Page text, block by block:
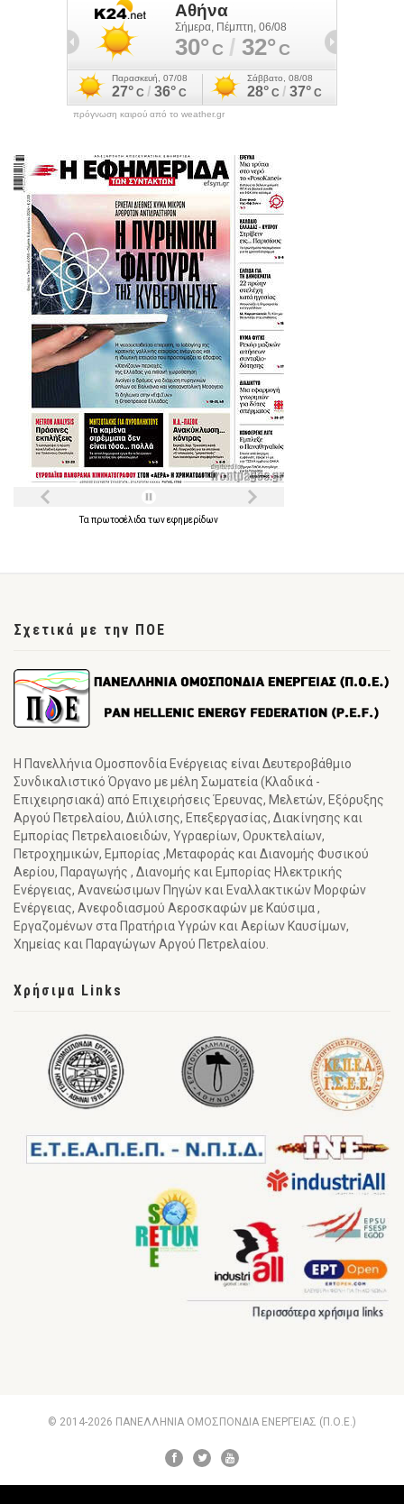
πρόγνωση καιρού από το weather.gr
Τα πρωτοσέλιδα τωνεφημερίδων
Σχετικά με την ΠΟΕ
Η Πανελλήνια Ομοσπονδία Ενέργειας είναι Δευτεροβάθμιο
Συνδικαλιστικό Όργανο με μέλη Σωματεία (Κλαδικά -
Επιχειρησιακά) από Επιχειρήσεις Έρευνας, Μελετών, Εξόρυξης
Αργού Πετρελαίου, Διύλισης, Επεξεργασίας, Διακίνησης και
Εμπορίας Πετρελαιοειδών, Υγραερίων, Ορυκτελαίων,
Πετροχημικών, Εμπορίας ,Μεταφοράς και Διανομής Φυσικού
Αερίου, Παραγωγής , Διανομής και Εμπορίας Ηλεκτρικής
Ενέργειας, Ανανεώσιμων Πηγών και Εναλλακτικών Μορφών
Ενέργειας, Ανεφοδιασμού Αεροσκαφών με Καύσιμα ,
Εργαζομένων στα Πρατήρια Υγρών και Αερίων Καυσίμων,
Χημείας και Παραγώγων Αργού Πετρελαίου.
Χρήσιμα Links
© 2014-2026 ΠΑΝΕΛΛΗΝΙΑ ΟΜΟΣΠΟΝΔΙΑ ΕΝΕΡΓΕΙΑΣ (Π.Ο.Ε.)